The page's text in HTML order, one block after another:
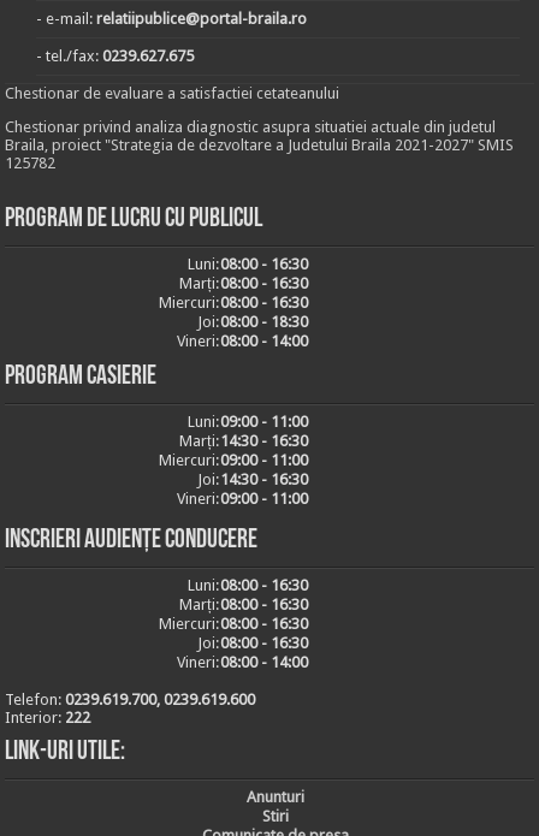
- e-mail:relatiipublice@portal-braila.ro
- tel./fax:0239.627.675
Chestionar de evaluare a satisfactiei cetateanului
Chestionar privind analiza diagnostic asupra situatiei actuale din judetul
Braila, proiect "Strategia de dezvoltare a Judetului Braila 2021-2027" SMIS
125782
Program de lucru cu publicul
Luni:08:00 - 16:30
Marți:08:00 - 16:30
Miercuri:08:00 - 16:30
Joi:08:00 - 18:30
Vineri:08:00 - 14:00
Program casierie
Luni:09:00 - 11:00
Marți:14:30 - 16:30
Miercuri:09:00 - 11:00
Joi:14:30 - 16:30
Vineri:09:00 - 11:00
Inscrieri audiențe conducere
Luni:08:00 - 16:30
Marți:08:00 - 16:30
Miercuri:08:00 - 16:30
Joi:08:00 - 16:30
Vineri:08:00 - 14:00
Telefon:0239.619.700, 0239.619.600
Interior: 222
Link-uri utile:
Anunturi
Stiri